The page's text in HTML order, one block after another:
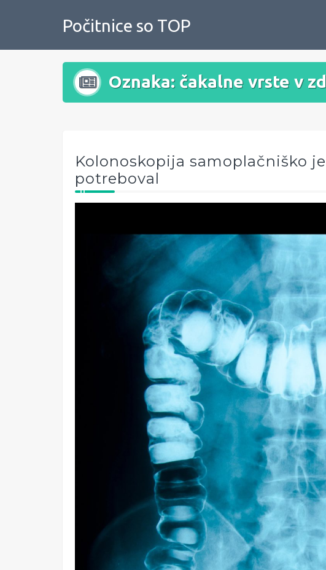
Počitnice so TOP
Oznaka: čakalne vrste v
Kolonoskopija samoplačniško
potreboval